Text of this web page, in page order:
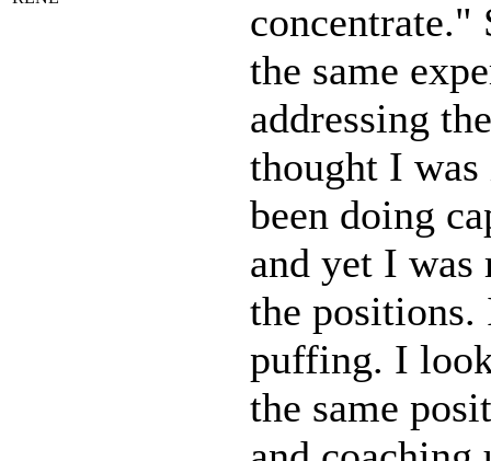
concentrate."
the same
addressing
thought I
been doing
and yet I
the
puffing. I
the same